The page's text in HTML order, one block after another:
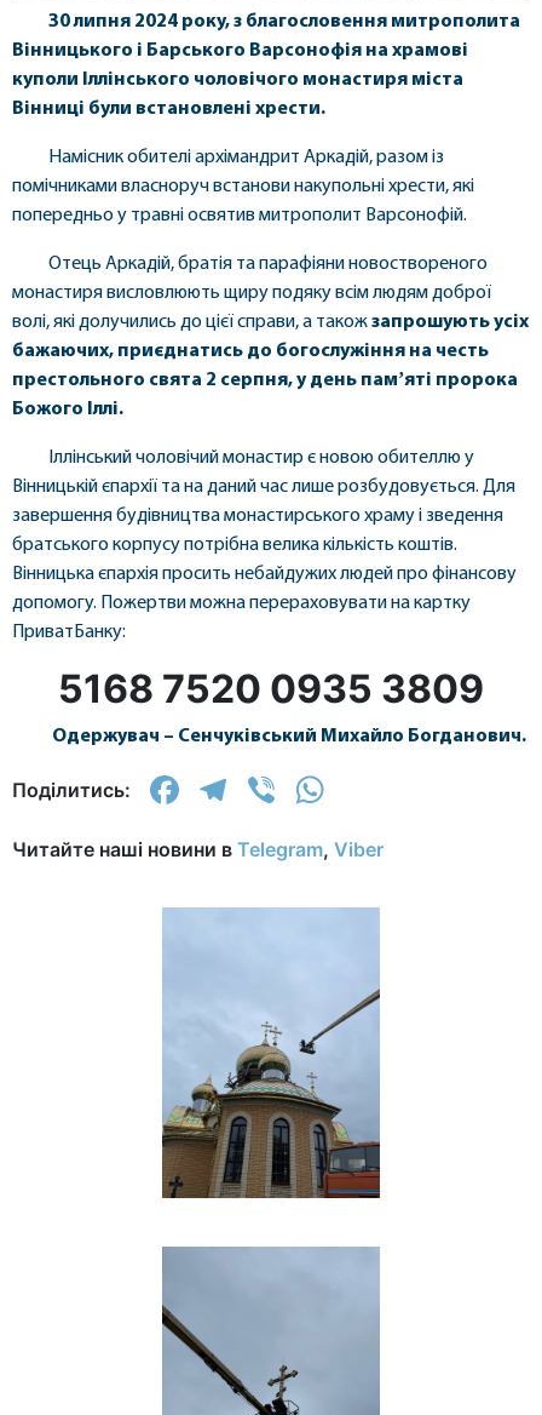
30 липня 2024 року, з благословення митрополита
Вінницького і Барського Варсонофія на храмові
куполи Іллінського чоловічого монастиря міста
Вінниці були встановлені хрести.
Намісник обителі архімандрит Аркадій, разом із
помічниками власноруч встанови накупольні хрести, які
попередньо у травні освятив митрополит Варсонофій.
Отець Аркадій, братія та парафіяни новоствореного
монастиря висловлюють щиру подяку всім людям доброї
волі, які долучились до цієї справи, а такожзапрошують усіх
бажаючих, приєднатись до богослужіння на честь
престольного свята 2 серпня, у день памʼяті пророка
Божого Іллі.
Іллінський чоловічий монастир є новою обителлю у
Вінницькій єпархії та на даний час лише розбудовується. Для
завершення будівництва монастирського храму і зведення
братського корпусу потрібна велика кількість коштів.
Вінницька єпархія просить небайдужих людей про фінансову
допомогу. Пожертви можна перераховувати на картку
ПриватБанку:
5168 7520 0935 3809
Одержувач – Сенчуківський Михайло Богданович.
Поділитись: Facebook
Telegram
Viber
Читайте наші новини в Telegram, Viber